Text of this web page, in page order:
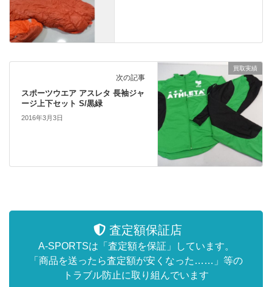
買取実績
次の記事
スポーツウエア アスレタ 長袖ジャ
ージ上下セット S/黒緑
2016年3月3日
査定額保証店
A-SPORTSは「査定額を保証」しています。
「商品を送ったら査定額が安くなった……」等の
トラブル防止に取り組んでいます